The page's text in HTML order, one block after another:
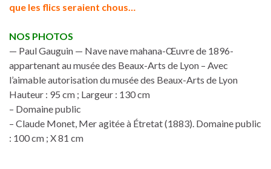
que les flics seraient chous…
NOS PHOTOS
— Paul Gauguin — Nave nave mahana-Œuvre de 1896-
appartenant au musée des Beaux-Arts de Lyon – Avec
l’aimable autorisation du musée des Beaux-Arts de Lyon
Hauteur : 95 cm ; Largeur : 130 cm
– Domaine public
– Claude Monet, Mer agitée à Étretat (1883). Domaine public
: 100 cm ; X 81 cm